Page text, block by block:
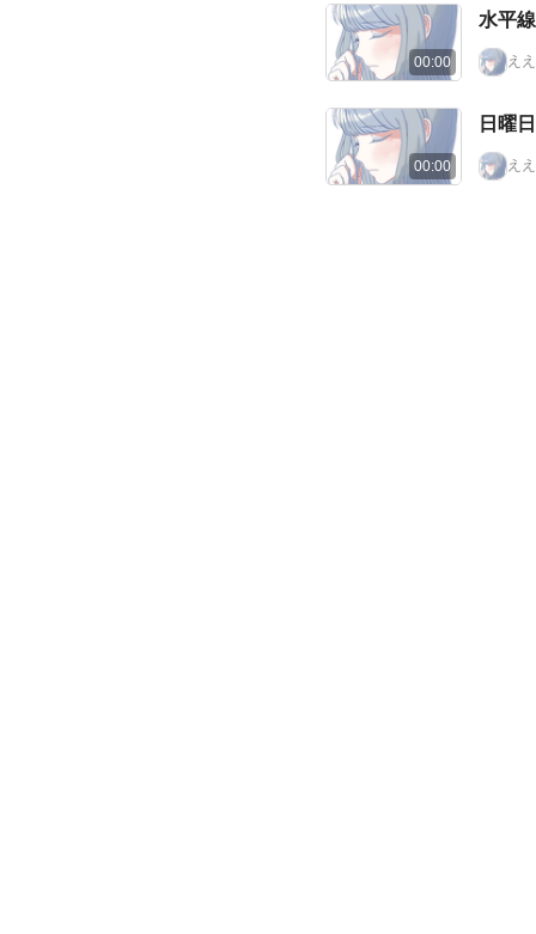
00:00
水平
え
00:00 え